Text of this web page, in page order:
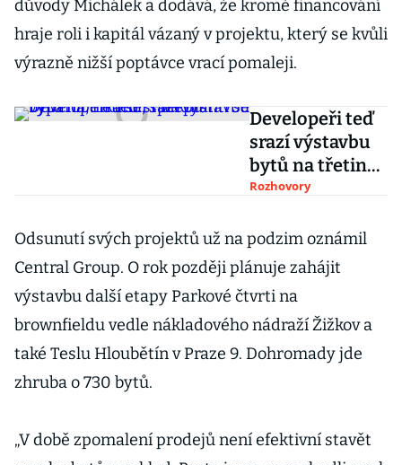
důvody Michálek a dodává, že kromě financování
hraje roli i kapitál vázaný v projektu, který se kvůli
výrazně nižší poptávce vrací pomaleji.
Developeři teď
srazí výstavbu
bytů na třetinu,
spekulanti se
Finepu
Rozhovory
Odsunutí svých projektů už na podzim oznámil
Central Group. O rok později plánuje zahájit
výstavbu další etapy Parkové čtvrti na
brownfieldu vedle nákladového nádraží Žižkov a
také Teslu Hloubětín v Praze 9. Dohromady jde
zhruba o 730 bytů.
„V době zpomalení prodejů není efektivní stavět